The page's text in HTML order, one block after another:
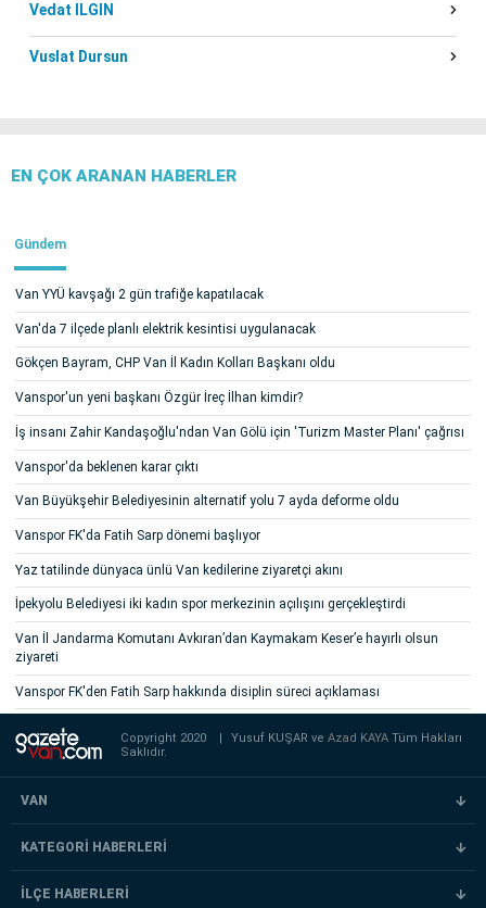
Vedat ILGIN
Vuslat Dursun
EN ÇOK ARANAN HABERLER
Gündem
Van YYÜ kavşağı 2 gün trafiğe kapatılacak
Van'da 7 ilçede planlı elektrik kesintisi uygulanacak
Gökçen Bayram, CHP Van İl Kadın Kolları Başkanı oldu
Vanspor'un yeni başkanı Özgür İreç İlhan kimdir?
İş insanı Zahir Kandaşoğlu'ndan Van Gölü için 'Turizm Master Planı' çağrısı
Vanspor'da beklenen karar çıktı
Van Büyükşehir Belediyesinin alternatif yolu 7 ayda deforme oldu
Vanspor FK'da Fatih Sarp dönemi başlıyor
Yaz tatilinde dünyaca ünlü Van kedilerine ziyaretçi akını
İpekyolu Belediyesi iki kadın spor merkezinin açılışını gerçekleştirdi
Van İl Jandarma Komutanı Avkıran’dan Kaymakam Keser’e hayırlı olsun
ziyareti
Vanspor FK'den Fatih Sarp hakkında disiplin süreci açıklaması
Copyright 2020 Yusuf KUŞAR veAzad KAYATüm Hakları
Saklıdır.
VAN
KATEGORİ HABERLERİ
İLÇE HABERLERİ